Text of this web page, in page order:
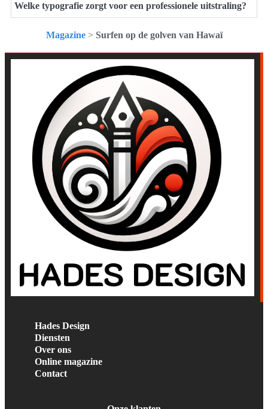
Welke typografie zorgt voor een professionele uitstraling?
Magazine> Surfen op de golven van Hawaï
Hades Design
Diensten
Over ons
Online magazine
Contact